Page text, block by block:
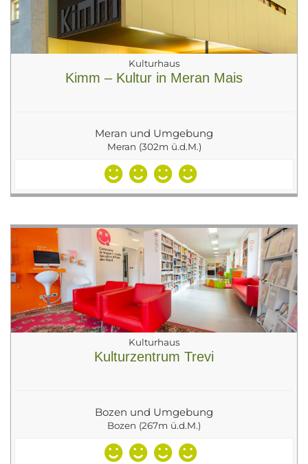
Kulturhaus
Kimm – Kultur in Meran Mais
Meran und Umgebung
Meran (302m ü.d.M.)
Kulturhaus
Kulturzentrum Trevi
Bozen und Umgebung
Bozen (267m ü.d.M.)